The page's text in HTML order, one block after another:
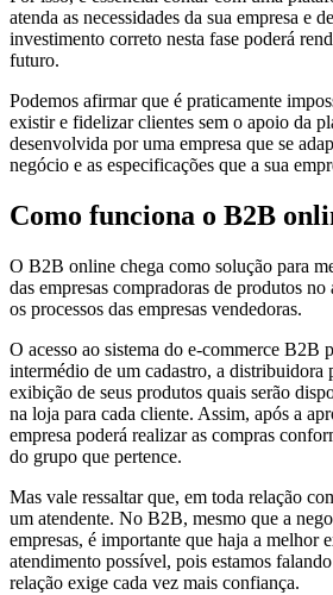
atenda as necessidades da sua empresa e
investimento correto nesta fase poderá
futuro.
Podemos afirmar que é praticamente
existir e fidelizar clientes sem o apoio da
desenvolvida por uma empresa que se
negócio e as especificações que a sua
Como funciona o B2B
O B2B online chega como solução para
das empresas compradoras de produtos
os processos das empresas vendedoras.
O acesso ao sistema do e-commerce B2B
intermédio de um cadastro, a distribuidora
exibição de seus produtos quais serão
na loja para cada cliente. Assim, após a
empresa poderá realizar as compras
do grupo que pertence.
Mas vale ressaltar que, em toda relação
um atendente. No B2B, mesmo que a
empresas, é importante que haja a melhor
atendimento possível, pois estamos falando
relação exige cada vez mais confiança.